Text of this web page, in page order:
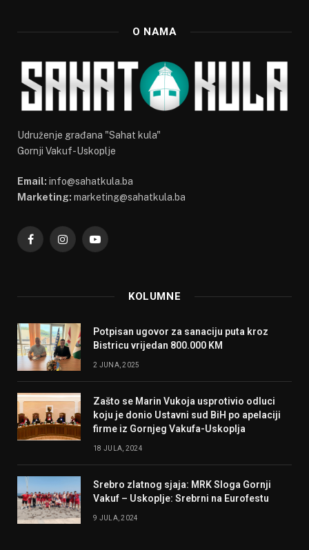
O NAMA
Udruženje građana "Sahat kula"
Gornji Vakuf-Uskoplje
Email: info@sahatkula.ba
Marketing: marketing@sahatkula.ba
FacebookInstagramYouTube
KOLUMNE
Potpisan ugovor za sanaciju puta kroz
Bistricu vrijedan 800.000 KM
2 JUNA, 2025
Zašto se Marin Vukoja usprotivio odluci
koju je donio Ustavni sud BiH po apelaciji
firme iz Gornjeg Vakufa-Uskoplja
18 JULA, 2024
Srebro zlatnog sjaja: MRK Sloga Gornji
Vakuf – Uskoplje: Srebrni na Eurofestu
9 JULA, 2024